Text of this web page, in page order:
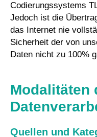
Codierungssystems
Jedoch ist die
das Internet nie
Sicherheit der von
Daten nicht zu 100%
Modalitäten
Quellen und